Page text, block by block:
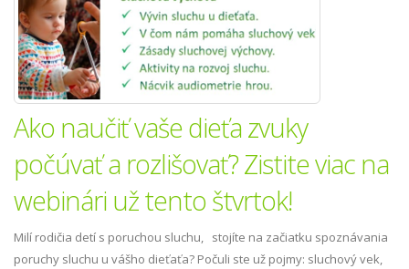
Ako naučiť vaše dieťa zvuky
počúvať a rozlišovať? Zistite viac na
webinári už tento štvrtok!
Milí rodičia detí s poruchou sluchu, stojíte na začiatku spoznávania
poruchy sluchu u vášho dieťaťa? Počuli ste už pojmy: sluchový vek,